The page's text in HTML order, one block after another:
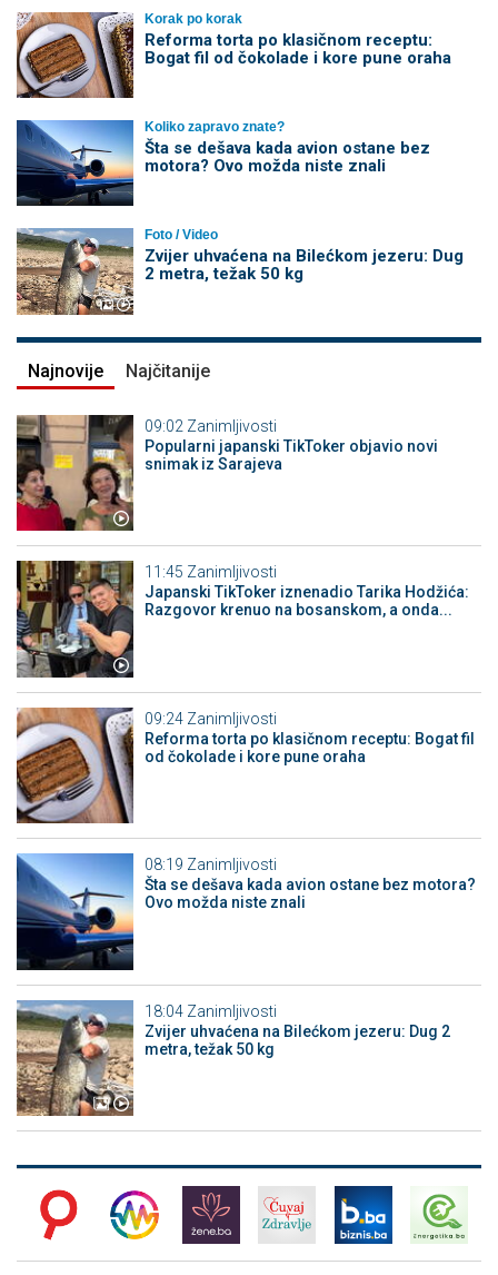
Korak po korak
Reforma torta po klasičnom receptu:
Bogat fil od čokolade i kore pune oraha
Koliko zapravo znate?
Šta se dešava kada avion ostane bez
motora? Ovo možda niste znali
Foto / Video
Zvijer uhvaćena na Bilećkom jezeru: Dug
2 metra, težak 50 kg
Najnovije Najčitanije
09:02 Zanimljivosti
Popularni japanski TikToker objavio novi
snimak iz Sarajeva
11:45 Zanimljivosti
Japanski TikToker iznenadio Tarika Hodžića:
Razgovor krenuo na bosanskom, a onda...
09:24 Zanimljivosti
Reforma torta po klasičnom receptu: Bogat fil
od čokolade i kore pune oraha
08:19 Zanimljivosti
Šta se dešava kada avion ostane bez motora?
Ovo možda niste znali
18:04 Zanimljivosti
Zvijer uhvaćena na Bilećkom jezeru: Dug 2
metra, težak 50 kg